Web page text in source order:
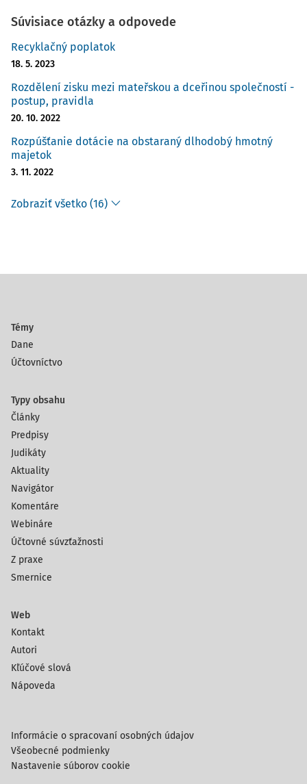
Súvisiace otázky a odpovede
Recyklačný poplatok
18. 5. 2023
Rozdělení zisku mezi mateřskou a dceřinou společností -
postup, pravidla
20. 10. 2022
Rozpúšťanie dotácie na obstaraný dlhodobý hmotný
majetok
3. 11. 2022
Zobraziť všetko (16)
Témy
Dane
Účtovníctvo
Typy obsahu
Články
Predpisy
Judikáty
Aktuality
Navigátor
Komentáre
Webináre
Účtovné súvzťažnosti
Z praxe
Smernice
Web
Kontakt
Autori
Kľúčové slová
Nápoveda
Informácie o spracovaní osobných údajov
Všeobecné podmienky
Nastavenie súborov cookie